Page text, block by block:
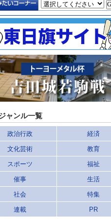
ャンル一覧
政治行政 経済
文化芸術 教育
スポーツ 福祉
催事 生活
社会 特集
連載 PR